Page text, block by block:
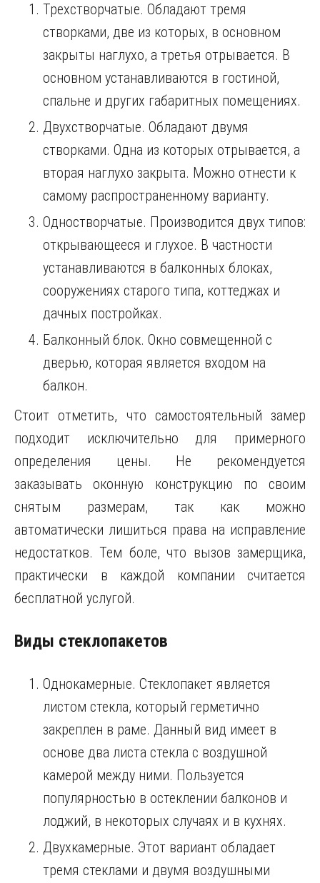
Трехстворчатые. Обладают тремя
створками, две из которых, в основном
закрыты наглухо, а третья отрывается. В
основном устанавливаются в гостиной,
спальне и других габаритных помещениях.
Двухстворчатые. Обладают двумя
створками. Одна из которых отрывается, а
вторая наглухо закрыта. Можно отнести к
самому распространенному варианту.
Одностворчатые. Производится двух типов:
открывающееся и глухое. В частности
устанавливаются в балконных блоках,
сооружениях старого типа, коттеджах и
дачных постройках.
Балконный блок. Окно совмещенной с
дверью, которая является входом на
балкон.
Стоит отметить, что самостоятельный замер
подходит исключительно для примерного
определения цены. Не рекомендуется
заказывать оконную конструкцию по своим
снятым размерам, так как можно
автоматически лишиться права на исправление
недостатков. Тем боле, что вызов замерщика,
практически в каждой компании считается
бесплатной услугой.
Виды стеклопакетов
Однокамерные. Стеклопакет является
листом стекла, который герметично
закреплен в раме. Данный вид имеет в
основе два листа стекла с воздушной
камерой между ними. Пользуется
популярностью в остеклении балконов и
лоджий, в некоторых случаях и в кухнях.
Двухкамерные. Этот вариант обладает
тремя стеклами и двумя воздушными